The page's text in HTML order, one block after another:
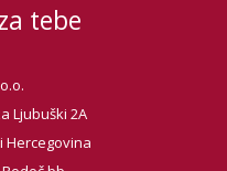
tebe
Ljubuški 2A
Hercegovina